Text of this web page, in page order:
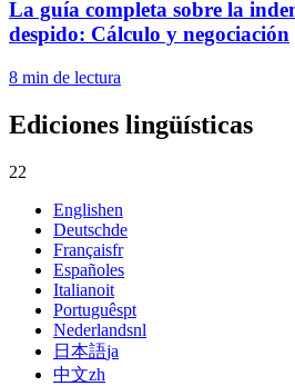
La guía completa sobre la
despido: Cálculo y negociación
8 min de lectura
Ediciones lingüísticas
22
Englishen
Deutschde
Françaisfr
Españoles
Italianoit
Portuguêspt
Nederlandsnl
日本語ja
中文zh